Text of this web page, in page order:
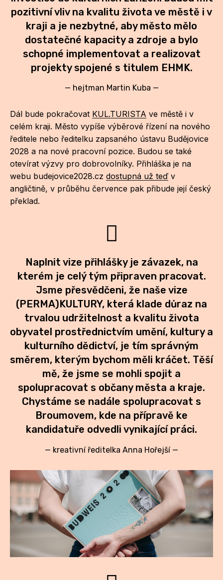
pozitivní vliv na kvalitu života ve městě i v
kraji a je nezbytné, aby město mělo
dostatečné kapacity a zdroje a bylo
schopné implementovat a realizovat
projekty spojené s titulem EHMK.
— hejtman Martin Kuba —
Dál bude pokračovat KUL.TURISTA ve městě i v
celém kraji. Město vypíše výběrové řízení na nového
ředitele nebo ředitelku zapsaného ústavu Budějovice
2028 a na nové pracovní pozice. Budou se také
otevírat výzvy pro dobrovolníky. Přihláška je na
webu budejovice2028.cz dostupná už teď v
angličtině, v průběhu července pak přibude její český
překlad.
Naplnit vize přihlášky je závazek, na
kterém je celý tým připraven pracovat.
Jsme přesvědčeni, že naše vize
(PERMA)KULTURY, která klade důraz na
trvalou udržitelnost a kvalitu života
obyvatel prostřednictvím umění, kultury a
kulturního dědictví, je tím správným
směrem, kterým bychom měli kráčet. Těší
mě, že jsme se mohli spojit a
spolupracovat s občany města a kraje.
Chystáme se nadále spolupracovat s
Broumovem, kde na přípravě ke
kandidatuře odvedli vynikající práci.
— kreativní ředitelka Anna Hořejší —